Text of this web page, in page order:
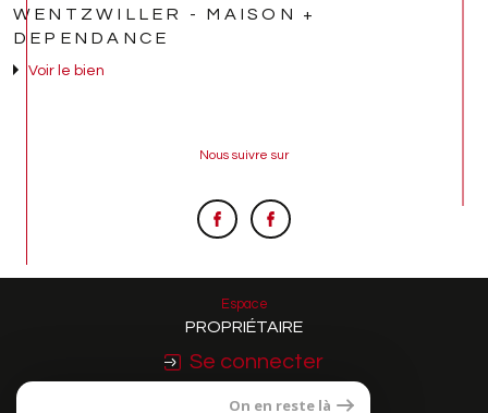
WENTZWILLER - MAISON +
DEPENDANCE
Voir le bien
Nous suivre sur
Espace
PROPRIÉTAIRE
Se connecter
On en reste là